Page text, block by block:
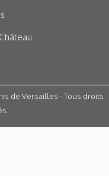
de Versailles - Tous droits